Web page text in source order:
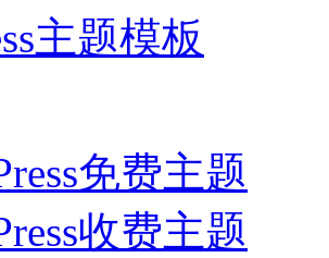
主题模板
免费主题
收费主题